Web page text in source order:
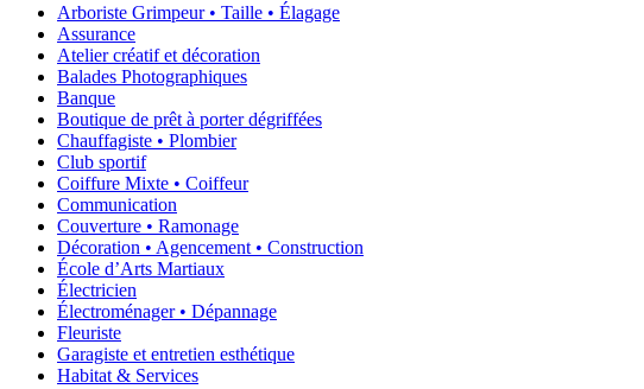
Arboriste Grimpeur • Taille • Élagage
Assurance
Atelier créatif et décoration
Balades Photographiques
Banque
Boutique de prêt à porter dégriffées
Chauffagiste • Plombier
Club sportif
Coiffure Mixte • Coiffeur
Communication
Couverture • Ramonage
Décoration • Agencement • Construction
École d’Arts Martiaux
Électricien
Électroménager • Dépannage
Fleuriste
Garagiste et entretien esthétique
Habitat & Services